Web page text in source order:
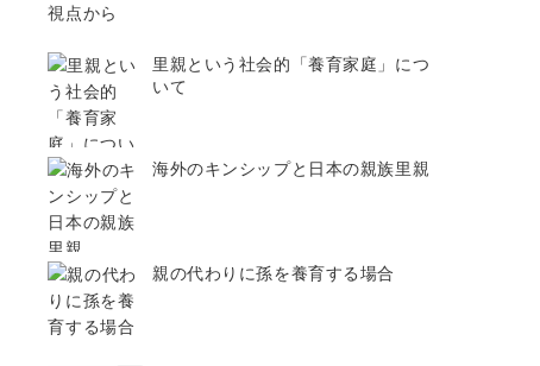
里親という社会的「養育家庭」につ
いて
海外のキンシップと日本の親族里親
親の代わりに孫を養育する場合